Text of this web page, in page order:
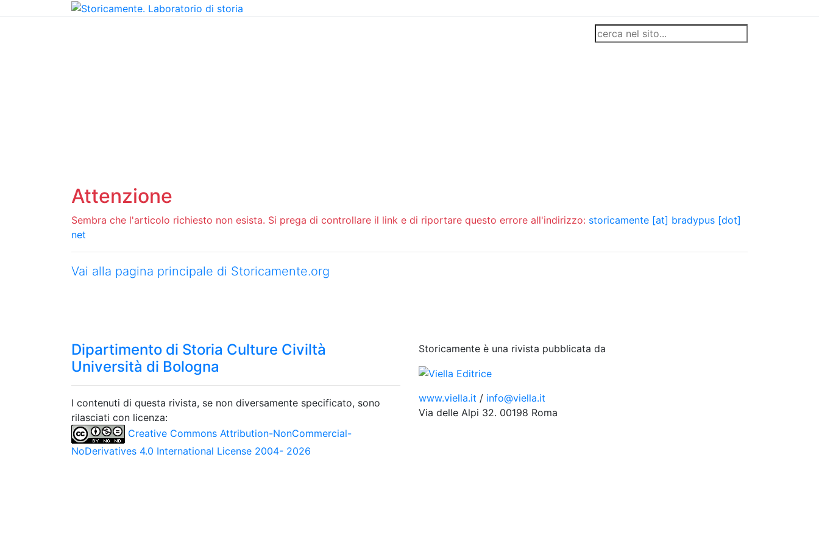
Attenzione
Sembra che l'articolo richiesto non esista. Si prega di controllare il link e di riportare questo errore all'indirizzo: storicamente [at] bradypus [dot]
net
Vai alla pagina principale di Storicamente.org
Dipartimento di Storia Culture Civiltà
Università di Bologna
I contenuti di questa rivista, se non diversamente specificato, sono
rilasciati con licenza:
Creative Commons Attribution-NonCommercial-
NoDerivatives 4.0 International License 2004- 2026
Storicamente è una rivista pubblicata da
www.viella.it / info@viella.it
Via delle Alpi 32. 00198 Roma